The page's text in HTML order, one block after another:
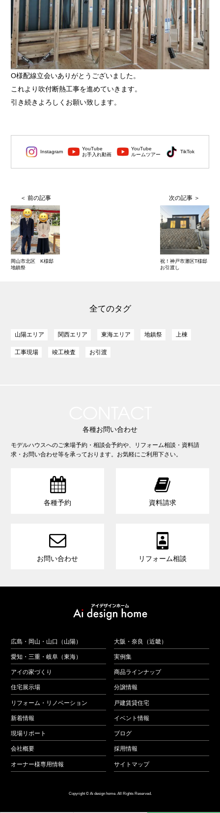
O様配線立会いありがとうございました。
これより吹付断熱工事を進めていきます。
引き続きよろしくお願い致します。
Instagram
YouTube
お手入れ動画
YouTube
ルームツアー
TikTok
岡山市北区 K様邸
地鎮祭
祝！神戸市灘区T様邸
お引渡し
全てのタグ
山陽エリア 関西エリア 東海エリア 地鎮祭 上棟
工事現場 竣工検査 お引渡
各種お問い合わせ
モデルハウスへのご来場予約・相談会予約や、リフォーム相談・資料請
求・お問い合わせ等を承っております。お気軽にご利用下さい。

各種予約

資料請求

お問い合わせ

リフォーム相談
広島・岡山・山口（山陽） 大阪・奈良（近畿）
愛知・三重・岐阜（東海） 実例集
アイの家づくり 商品ラインナップ
住宅展示場 分譲情報
リフォーム・リノベーション 戸建賃貸住宅
新着情報 イベント情報
現場リポート ブログ
会社概要 採用情報
オーナー様専用情報 サイトマップ
Copyright © Ai design home. All Rights Reserved.